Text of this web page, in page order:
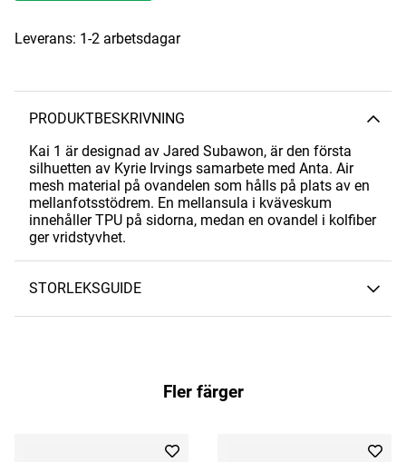
Leverans: 1-2 arbetsdagar
PRODUKTBESKRIVNING
Kai 1 är designad av Jared Subawon, är den första
silhuetten av Kyrie Irvings samarbete med Anta. Air
mesh material på ovandelen som hålls på plats av en
mellanfotsstödrem. En mellansula i kväveskum
innehåller TPU på sidorna, medan en ovandel i kolfiber
ger vridstyvhet.
STORLEKSGUIDE
Fler färger